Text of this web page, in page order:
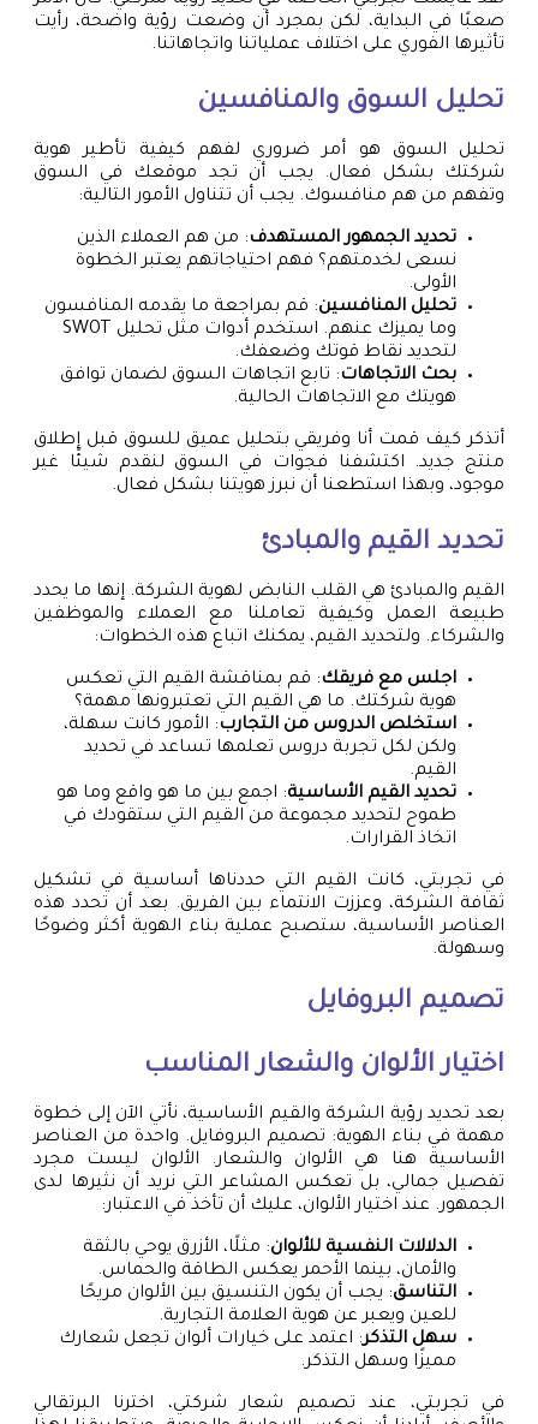
صعبًا في البداية، لكن بمجرد أن وضعت رؤية واضحة، رأيت
تأثيرها الفوري على اختلاف عملياتنا واتجاهاتنا.
تحليل السوق والمنافسين
تحليل السوق هو أمر ضروري لفهم كيفية تأطير هوية
شركتك بشكل فعال. يجب أن تجد موقعك في السوق
وتفهم من هم منافسوك. يجب أن تتناول الأمور التالية:
تحديد الجمهور المستهدف: من هم العملاء الذين
نسعى لخدمتهم؟ فهم احتياجاتهم يعتبر الخطوة
الأولى.
تحليل المنافسين: قم بمراجعة ما يقدمه المنافسون
وما يميزك عنهم. استخدم أدوات مثل تحليل SWOT
لتحديد نقاط قوتك وضعفك.
بحث الاتجاهات: تابع اتجاهات السوق لضمان توافق
هويتك مع الاتجاهات الحالية.
أتذكر كيف قمت أنا وفريقي بتحليل عميق للسوق قبل إطلاق
منتج جديد. اكتشفنا فجوات في السوق لنقدم شيئًا غير
موجود، وبهذا استطعنا أن نبرز هويتنا بشكل فعال.
تحديد القيم والمبادئ
القيم والمبادئ هي القلب النابض لهوية الشركة. إنها ما يحدد
طبيعة العمل وكيفية تعاملنا مع العملاء والموظفين
والشركاء. ولتحديد القيم، يمكنك اتباع هذه الخطوات:
اجلس مع فريقك: قم بمناقشة القيم التي تعكس
هوية شركتك. ما هي القيم التي تعتبرونها مهمة؟
استخلص الدروس من التجارب: الأمور كانت سهلة،
ولكن لكل تجربة دروس تعلمها تساعد في تحديد
القيم.
تحديد القيم الأساسية: اجمع بين ما هو واقع وما هو
طموح لتحديد مجموعة من القيم التي ستقودك في
اتخاذ القرارات.
في تجربتي، كانت القيم التي حددناها أساسية في تشكيل
ثقافة الشركة، وعززت الانتماء بين الفريق. بعد أن تحدد هذه
العناصر الأساسية، ستصبح عملية بناء الهوية أكثر وضوحًا
وسهولة.
تصميم البروفايل
اختيار الألوان والشعار المناسب
بعد تحديد رؤية الشركة والقيم الأساسية، نأتي الآن إلى خطوة
مهمة في بناء الهوية: تصميم البروفايل. واحدة من العناصر
الأساسية هنا هي الألوان والشعار. الألوان ليست مجرد
تفصيل جمالي، بل تعكس المشاعر التي نريد أن نثيرها لدى
الجمهور. عند اختيار الألوان، عليك أن تأخذ في الاعتبار:
الدلالات النفسية للألوان: مثلًا، الأزرق يوحي بالثقة
والأمان، بينما الأحمر يعكس الطاقة والحماس.
التناسق: يجب أن يكون التنسيق بين الألوان مريحًا
للعين ويعبر عن هوية العلامة التجارية.
سهل التذكر: اعتمد على خيارات ألوان تجعل شعارك
مميزًا وسهل التذكر.
في تجربتي، عند تصميم شعار شركتي، اخترنا البرتقالي